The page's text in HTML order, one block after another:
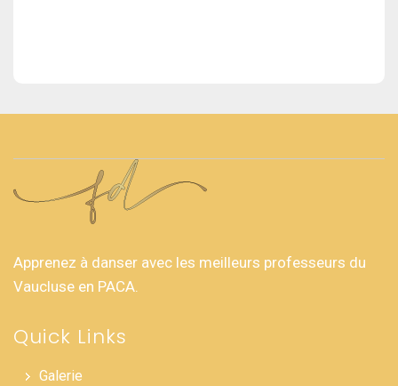
Apprenez à danser avec les meilleurs professeurs du
Vaucluse en PACA.
Quick Links
Galerie